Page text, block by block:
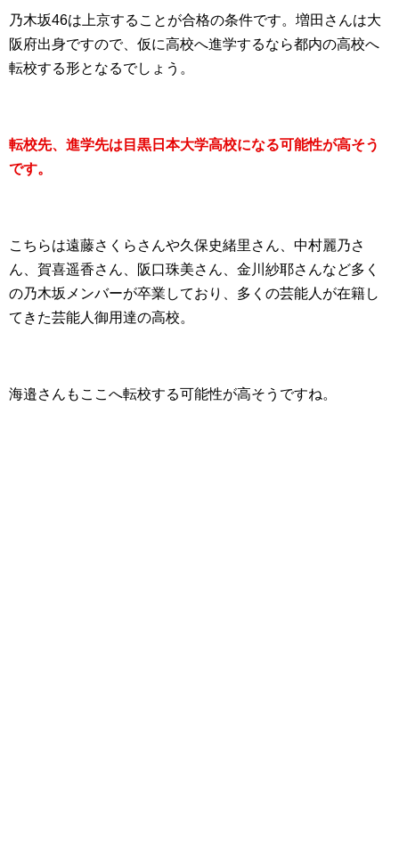
乃木坂46は上京することが合格の条件です。増田さんは大
阪府出身ですので、仮に高校へ進学するなら都内の高校へ
転校する形となるでしょう。
転校先、進学先は目黒日本大学高校になる可能性が高そう
です。
こちらは遠藤さくらさんや久保史緒里さん、中村麗乃さ
ん、賀喜遥香さん、阪口珠美さん、金川紗耶さんなど多く
の乃木坂メンバーが卒業しており、多くの芸能人が在籍し
てきた芸能人御用達の高校。
海邉さんもここへ転校する可能性が高そうですね。